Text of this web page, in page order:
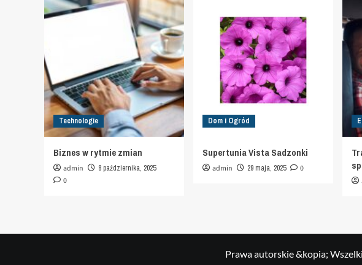
Technologie
Biznes w rytmie zmian
admin 8 października, 2025
0
Dom i Ogród
Supertunia Vista Sadzonki
admin 29 maja, 2025 0
Prawa autorskie &kopia;